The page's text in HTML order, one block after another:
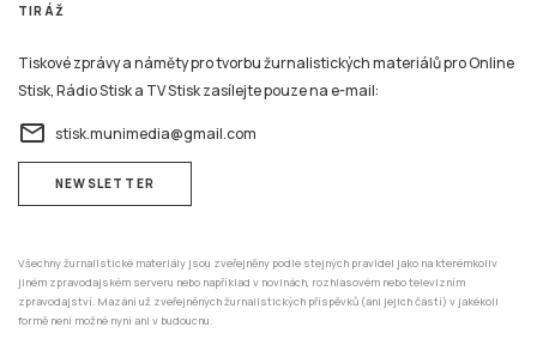
TIRÁŽ
Tiskové zprávy a náměty pro tvorbu žurnalistických materiálů pro Online
Stisk, Rádio Stisk a TV Stisk zasílejte pouze na e-mail:
email stisk.munimedia@gmail.com
NEWSLETTER
Všechny žurnalistické materiály jsou zveřejněny podle stejných pravidel jako na kterémkoliv
jiném zpravodajském serveru nebo například v novinách, rozhlasovém nebo televizním
zpravodajství. Mazání už zveřejněných žurnalistických příspěvků (ani jejich částí) v jakékoli
formě není možné nyní ani v budoucnu.